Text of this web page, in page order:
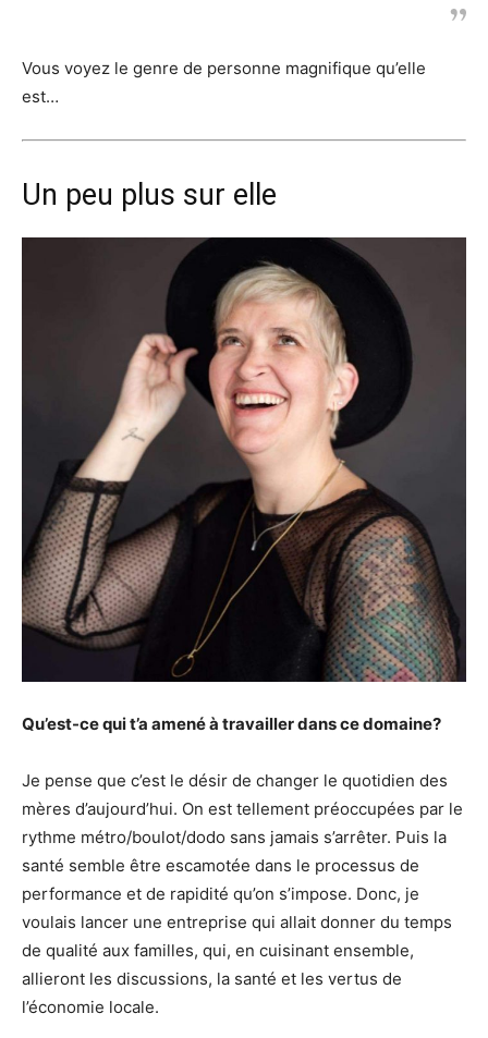
Vous voyez le genre de personne magnifique qu’elle
est…
Un peu plus sur elle
Qu’est-ce qui t’a amené à travailler dans ce domaine?
Je pense que c’est le désir de changer le quotidien des
mères d’aujourd’hui. On est tellement préoccupées par le
rythme métro/boulot/dodo sans jamais s’arrêter. Puis la
santé semble être escamotée dans le processus de
performance et de rapidité qu’on s’impose. Donc, je
voulais lancer une entreprise qui allait donner du temps
de qualité aux familles, qui, en cuisinant ensemble,
allieront les discussions, la santé et les vertus de
l’économie locale.